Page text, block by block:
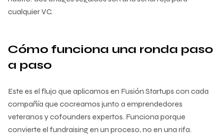
cualquier VC.
Cómo funciona una ronda paso
a paso
Este es el flujo que aplicamos en Fusión Startups con cada
compañía que cocreamos junto a emprendedores
veteranos y cofounders expertos. Funciona porque
convierte el fundraising en un proceso, no en una rifa.